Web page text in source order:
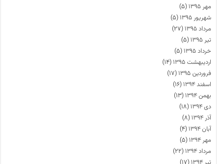
مهر ۱۳۹۵
(۵)
شهریور ۱۳۹۵
(۵)
مرداد ۱۳۹۵
(۲۷)
تیر ۱۳۹۵
(۵)
خرداد ۱۳۹۵
(۵)
اردیبهشت ۱۳۹۵
(۱۴)
فروردین ۱۳۹۵
(۱۷)
اسفند ۱۳۹۴
(۱۶)
بهمن ۱۳۹۴
(۱۳)
دی ۱۳۹۴
(۱۸)
آذر ۱۳۹۴
(۸)
آبان ۱۳۹۴
(۴)
مهر ۱۳۹۴
(۵)
مرداد ۱۳۹۴
(۲۲)